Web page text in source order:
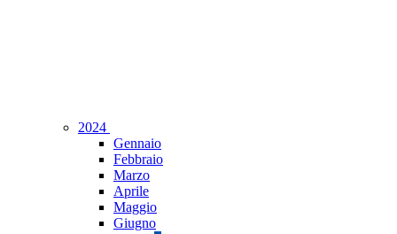
2024
Gennaio
Febbraio
Marzo
Aprile
Maggio
Giugno